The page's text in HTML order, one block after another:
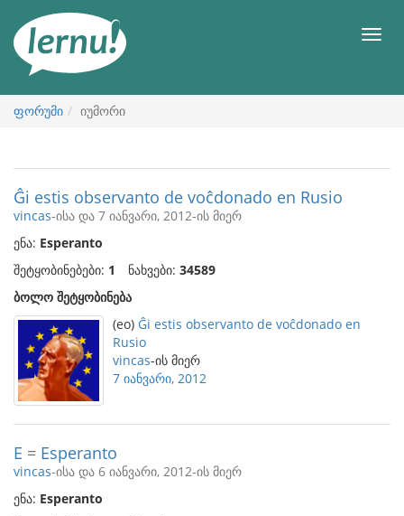
ნახვა
მენიუ
ფორუმი იუმორი
Ĝi estis observanto de voĉdonado en Rusio
vincas-ისა და 7 იანვარი, 2012-ის მიერ
ენა: Esperanto
შეტყობინებები: 1 ნახვები: 34589
ბოლო შეტყობინება
(eo) Ĝi estis observanto de voĉdonado en
Rusio
vincas-ის მიერ
7 იანვარი, 2012
E = Esperanto
vincas-ისა და 6 იანვარი, 2012-ის მიერ
ენა: Esperanto